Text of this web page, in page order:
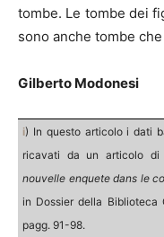
tombe. Le tombe dei
sono anche tombe
Gilberto Modonesi
i) In questo articolo i dati
ricavati da un articolo di
nouvelle enquete dans le
in Dossier della Biblioteca
pagg. 91-98.